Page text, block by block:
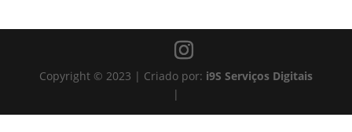
Copyright © 2023 | Criado por: i9S Serviços Digitais
|